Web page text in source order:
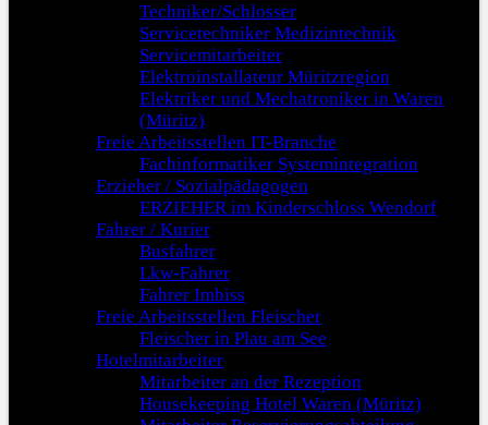
Techniker/Schlosser
Servicetechniker Medizintechnik
Servicemitarbeiter
Elektroinstallateur Müritzregion
Elektriker und Mechatroniker in Waren
(Müritz)
Freie Arbeitsstellen IT-Branche
Fachinformatiker Systemintegration
Erzieher / Sozialpädagogen
ERZIEHER im Kinderschloss Wendorf
Fahrer / Kurier
Busfahrer
Lkw-Fahrer
Fahrer Imbiss
Freie Arbeitsstellen Fleischer
Fleischer in Plau am See
Hotelmitarbeiter
Mitarbeiter an der Rezeption
Housekeeping Hotel Waren (Müritz)